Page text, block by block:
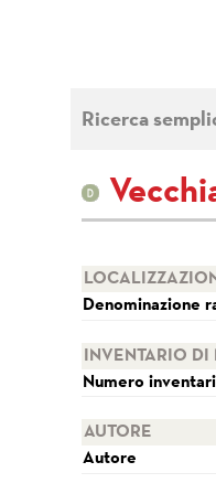
Ricerca
Denominazione
INVENTARIO
Numero
AUTORE
Autore